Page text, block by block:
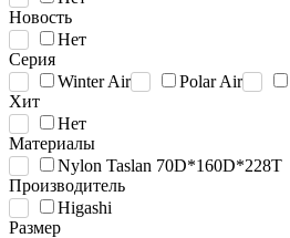
Новость
Нет
Серия
Winter Air
Polar Air
Хит
Нет
Материалы
Nylon Taslan 70D*160D*228T
Производитель
Higashi
Размер